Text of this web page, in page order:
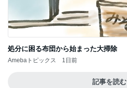
処分に困る布団から始まった大掃除
Amebaトピックス 1日前
記事を読む